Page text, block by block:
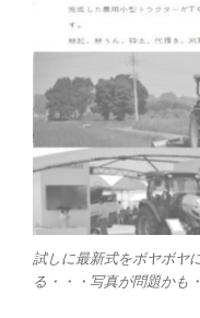
試しに最新式をボヤボヤ
る・・・写真が問題かも